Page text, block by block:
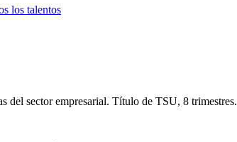
los talentos
del sector empresarial. Título de TSU, 8 trimestres.